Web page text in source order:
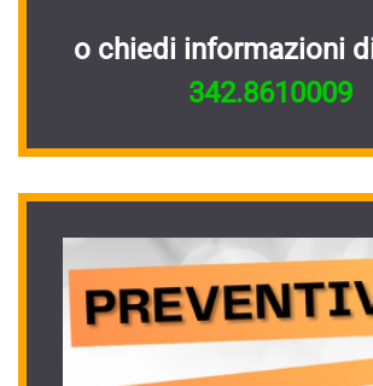
o chiedi informazioni
342.8610009